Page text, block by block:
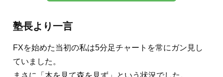
塾長より一言
FXを始めた当初の私は5分足チャートを常にガン見し
ていました。
まさに「木を見て森を見ず」という状況でした。